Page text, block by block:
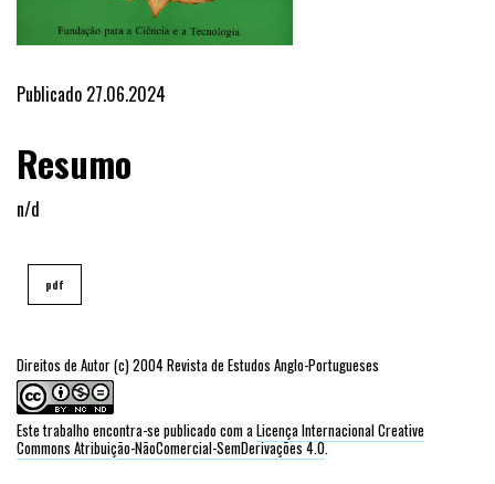
Publicado 27.06.2024
Direitos de Autor (c) 2004 Revista de Estudos Anglo-Portugueses
Este trabalho encontra-se publicado com aLicença Internacional Creative
Commons Atribuição-NãoComercial-SemDerivações 4.0.
Resumo
n/d
pdf